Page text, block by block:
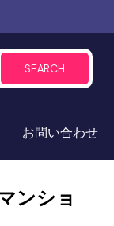
SEARCH
お問い合わせ
ンショ